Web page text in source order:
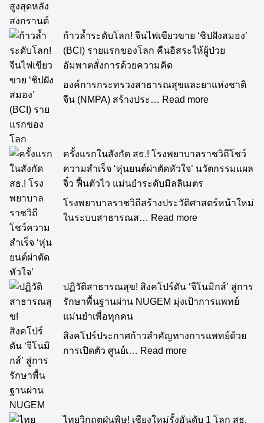
ก้าวล้ำระดับโลก! จีนไฟเขียวขาย ‘ชิปฝังสมอง’
(BCI) รายแรกของโลก คืนอิสระให้ผู้ป่วย
อัมพาตสั่งการด้วยความคิด
องค์การกระทรวงสาธารณสุขและยาแห่งชาติ
จีน (NMPA) สร้างประ… Read more
ครั้งแรกในสังกัด สธ.! โรงพยาบาลราชวิถีโชว์
ความสำเร็จ ‘หุ่นยนต์ผ่าตัดหัวใจ’ นวัตกรรมแผล
จิ๋ว ฟื้นตัวไว แม่นยำระดับมิลลิเมตร
โรงพยาบาลราชวิถีสร้างประวัติศาสตร์หน้าใหม่
ในระบบสาธารณส… Read more
ปฏิวัติสาธารณสุข! สิงคโปร์ดัน ‘จีโนมิกส์’ สู่การ
รักษาพื้นฐานผ่าน NUGEM มุ่งเป้าการแพทย์
แม่นยำเพื่อทุกคน
สิงคโปร์ประกาศก้าวสำคัญทางการแพทย์ด้วย
การเปิดตัว ศูนย์เ… Read more
ไทยวิกฤตฝุ่นพิษ! เชียงใหม่รั้งอันดับ 1 โลก สธ.